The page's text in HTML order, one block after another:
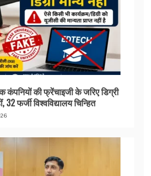
कंपनियों की फ्रेंचाइजी के जरिए डिग्री
32 फर्जी विश्वविद्यालय चिन्हित